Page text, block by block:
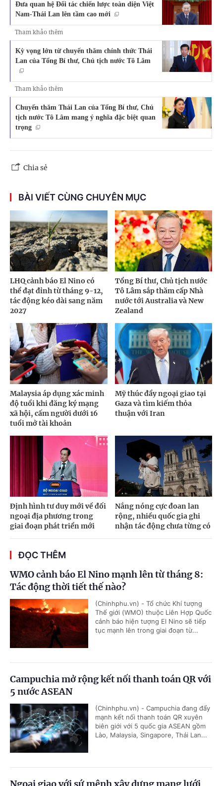
Đưa quan hệ Đối tác chiến lược toàn diện Việt
Nam-Thái Lan lên tầm cao mới
Tham khảo thêm
Kỳ vọng lớn từ chuyến thăm chính thức Thái
Lan của Tổng Bí thư, Chủ tịch nước Tô Lâm
Tham khảo thêm
Chuyến thăm Thái Lan của Tổng Bí thư, Chủ
tịch nước Tô Lâm mang ý nghĩa đặc biệt quan
trọng
Chia sẻ
BÀI VIẾT CÙNG CHUYÊN MỤC
LHQ cảnh báo El Nino có
thể đạt đỉnh từ tháng 9-12,
tác động kéo dài sang năm
2027
Tổng Bí thư, Chủ tịch nước
Tô Lâm sắp thăm cấp Nhà
nước tới Australia và New
Zealand
Malaysia áp dụng xác minh
độ tuổi khi đăng ký mạng
xã hội, cấm người dưới 16
tuổi mở tài khoản
Mỹ thúc đẩy ngoại giao tại
Gaza và tìm kiếm thỏa
thuận với Iran
Định hình tư duy mới về đối
ngoại địa phương trong
giai đoạn phát triển mới
Nắng nóng cực đoan lan
rộng, nhiều quốc gia ghi
nhận tác động chưa từng có
ĐỌC THÊM
WMO cảnh báo El Nino mạnh lên từ tháng 8:
Tác động thời tiết thế nào?
(Chinhphu.vn) - Tổ chức Khí tượng
Thế giới (WMO) thuộc Liên Hợp Quốc
cảnh báo hiện tượng El Nino sẽ tiếp
tục mạnh lên trong giai đoạn từ...
Campuchia mở rộng kết nối thanh toán QR với
5 nước ASEAN
(Chinhphu.vn) - Campuchia đang đẩy
mạnh kết nối thanh toán QR xuyên
biên giới với 5 quốc gia ASEAN gồm
Lào, Malaysia, Singapore, Thái Lan...
Ngoại giao với sứ mệnh xây dựng mạng lưới